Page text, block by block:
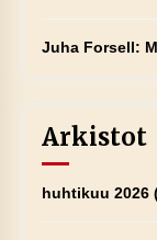
Juha Forsell:
Arkistot
huhtikuu 2026